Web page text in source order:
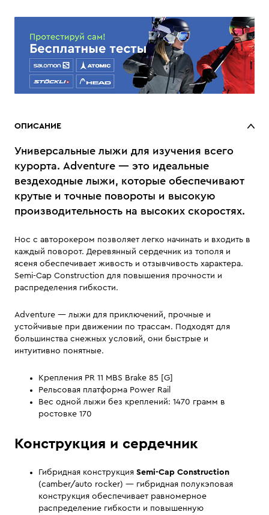
ОПИСАНИЕ
Универсальные лыжи для изучения всего
курорта. Adventure — это идеальные
вездеходные лыжи, которые обеспечивают
крутые и точные повороты и высокую
производительность на высоких скоростях.
Нос с авторокером позволяет легко начинать и входить в
каждый поворот. Деревянный сердечник из тополя и
ясеня обеспечивает живость и отзывчивость характера.
Semi-Cap Construction для повышения прочности и
распределения гибкости.
Adventure — лыжи для приключений, прочные и
устойчивые при движении по трассам. Подходят для
большинства снежных условий, они быстрые и
интуитивно понятные.
Крепления PR 11 MBS Brake 85 [G]
Рельсовая платформа Power Rail
Вес одной лыжи без креплений: 1470 грамм в
ростовке 170
Конструкция и сердечник
Гибридная конструкция Semi-Cap Construction
(camber/auto rocker) — гибридная полукэповая
конструкция обеспечивает равномерное
распределение гибкости и повышенную